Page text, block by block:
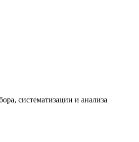
систематизации и анализа